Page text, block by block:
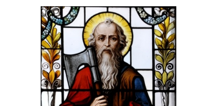
S SVETNIKOM NA TI
PREDSTAVE
KNJIGE
KONTAKT